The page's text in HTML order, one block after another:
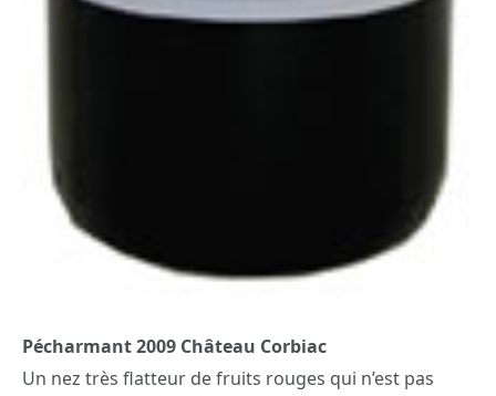
Pécharmant 2009 Château Corbiac
Un nez très flatteur de fruits rouges qui n’est pas